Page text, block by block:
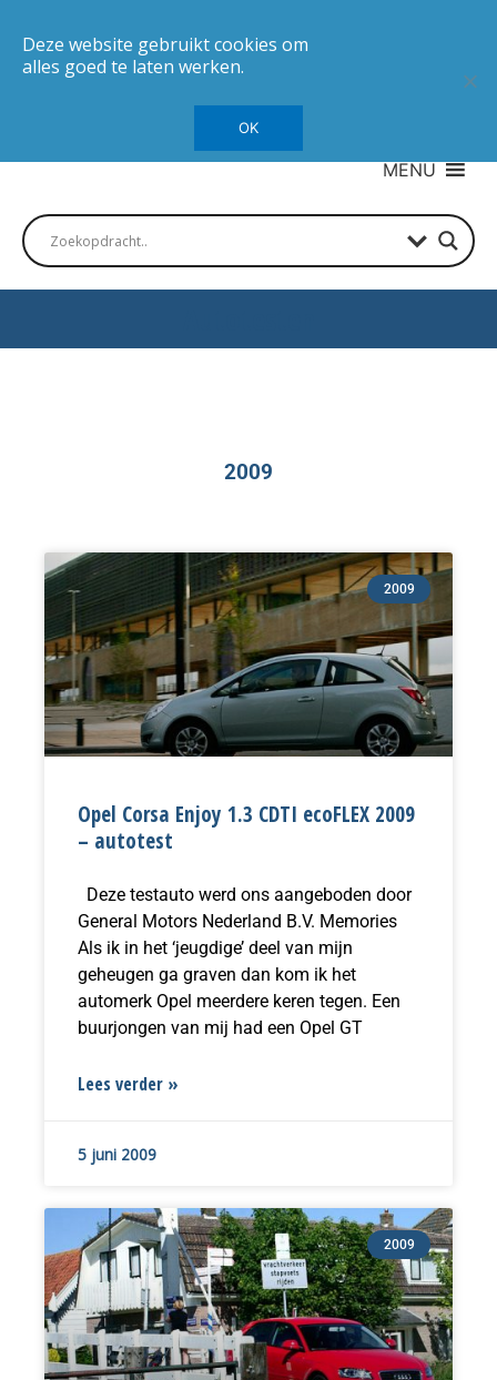
MENU
2009
2009
Opel Corsa Enjoy 1.3 CDTI ecoFLEX 2009
– autotest
Deze testauto werd ons aangeboden door
General Motors Nederland B.V. Memories
Als ik in het ‘jeugdige’ deel van mijn
geheugen ga graven dan kom ik het
automerk Opel meerdere keren tegen. Een
buurjongen van mij had een Opel GT
Lees verder »
5 juni 2009
2009
Pagina
Pagina
Deze website gebruikt cookies om
alles goed te laten werken.
OK